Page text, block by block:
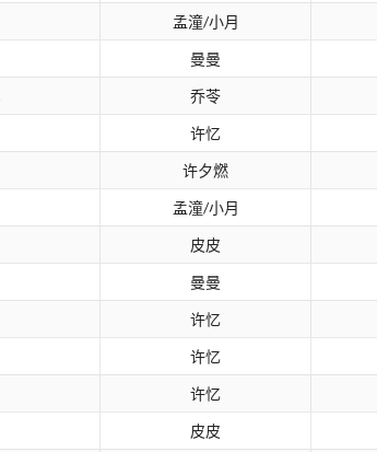
孟潼/小月
曼曼
乔苓
许忆
许夕燃
孟潼/小月
皮皮
曼曼
许忆
许忆
许忆
皮皮